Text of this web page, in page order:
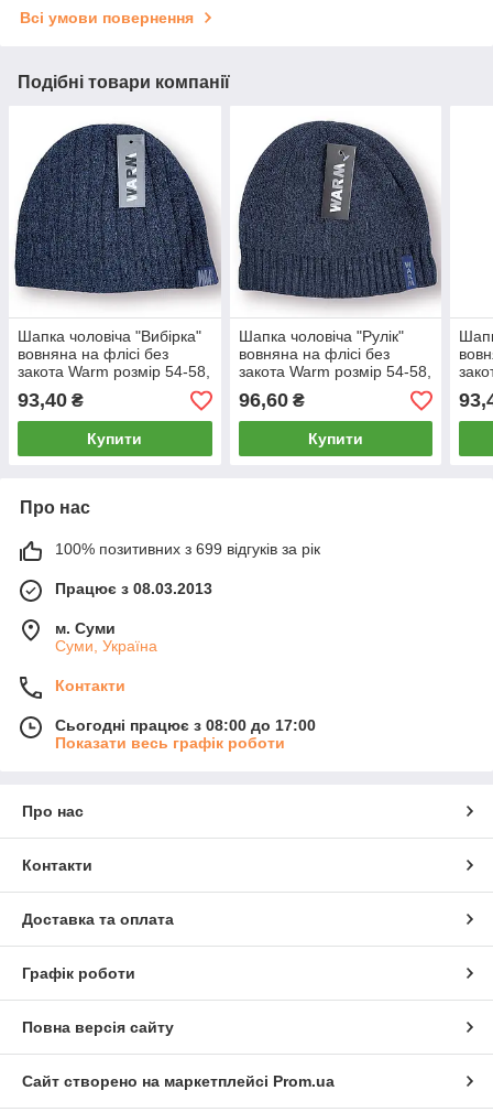
Всі умови повернення
Подібні товари компанії
Шапка чоловіча "Вибірка"
вовняна на флісі без
закота Warm розмір 54-58,
синя, 020173
93,40 ₴
Купити
Шапка чоловіча "Рулік"
вовняна на флісі без
закота Warm розмір 54-58,
синя, 020151
96,60₴
Купити
Про нас
100% позитивних з 699 відгуків за рік
Працює з 08.03.2013
м. Суми
Суми, Україна
Контакти
Сьогодні працює з 08:00 до 17:00
Показати весь графік роботи
Про нас
Контакти
Доставка та оплата
Графік роботи
Повна версія сайту
Сайт створено на маркетплейсі Prom.ua